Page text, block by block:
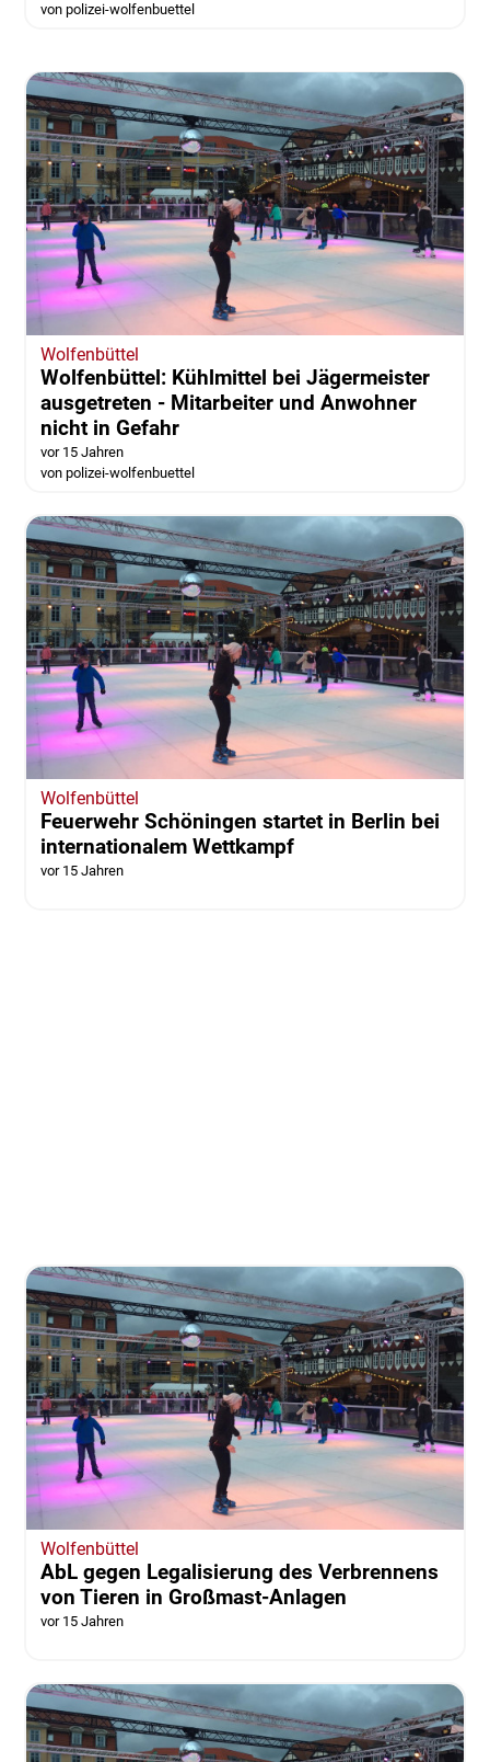
von polizei-wolfenbuettel
Wolfenbüttel
Wolfenbüttel: Kühlmittel bei Jägermeister
ausgetreten - Mitarbeiter und Anwohner
nicht in Gefahr
vor 15 Jahren
von polizei-wolfenbuettel
Wolfenbüttel
Feuerwehr Schöningen startet in Berlin bei
internationalem Wettkampf
vor 15 Jahren
Wolfenbüttel
AbL gegen Legalisierung des Verbrennens
von Tieren in Großmast-Anlagen
vor 15 Jahren